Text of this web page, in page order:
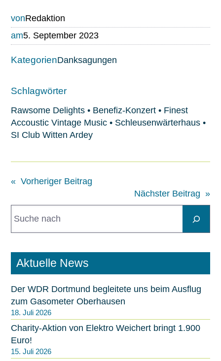
vonRedaktion
am5. September 2023
KategorienDanksagungen
Schlagwörter
Rawsome Delights• Benefiz-Konzert• Finest
Accoustic Vintage Music• Schleusenwärterhaus•
SI Club Witten Ardey
« Vorheriger Beitrag
Nächster Beitrag »
u
c
n
Aktuelle News
Der WDR Dortmund begleitete uns beim Ausflug
zum Gasometer Oberhausen
18. Juli 2026
Charity-Aktion von Elektro Weichert bringt 1.900
Euro!
15. Juli 2026